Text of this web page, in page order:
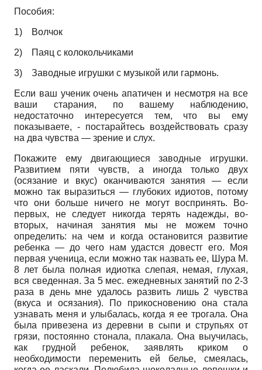
Пособия:
1) Волчок
2) Паяц с колокольчиками
3) Заводные игрушки с музыкой или гармонь.
Если ваш ученик очень апатичен и несмотря на все
ваши старания, по вашему наблюдению,
недостаточно интересуется тем, что вы ему
показываете, - постарайтесь воздействовать сразу
на два чувства — зрение и слух.
Покажите ему двигающиеся заводные игрушки.
Развитием пяти чувств, а иногда только двух
(осязание и вкус) оканчиваются занятия — если
можно так выразиться — глубоких идиотов, потому
что они больше ничего не могут воспринять. Во-
первых, не следует никогда терять надежды, во-
вторых, начиная занятия мы не можем точно
определить: на чем и когда остановится развитие
ребенка — до чего нам удастся довестг его. Моя
первая ученица, если можно так назвать ее, Шура М.
8 лет была полная идиотка слепая, немая, глухая,
вся сведенная. За 5 мес. ежедневных занятий по 2-3
раза в день мне удалось развить лишь 2 чувства
(вкуса и осязания). По прикосновению она стала
узнавать меня и улыбалась, когда я ее трогала. Она
была привезена из деревни в сыпи и струпьях от
грязи, постоянно стонала, плакала. Она выучилась,
как грудной ребенок, заявлять криком о
необходимости переменить ей белье, смеялась,